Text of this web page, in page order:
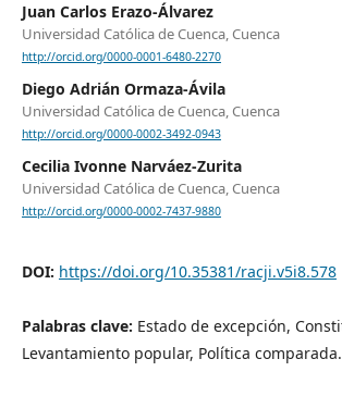
Juan Carlos Erazo-Álvarez
Universidad Católica de Cuenca, Cuenca
http://orcid.org/0000-0001-6480-2270
Diego Adrián Ormaza-Ávila
Universidad Católica de Cuenca, Cuenca
http://orcid.org/0000-0002-3492-0943
Cecilia Ivonne Narváez-Zurita
Universidad Católica de Cuenca, Cuenca
http://orcid.org/0000-0002-7437-9880
DOI: https://doi.org/10.35381/racji.v5i8.578
Palabras clave: Estado de excepción,
Levantamiento popular, Política comparada.